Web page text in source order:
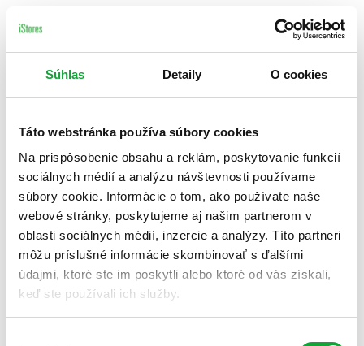
Súhlas Detaily O cookies
Táto webstránka používa súbory cookies
Na prispôsobenie obsahu a reklám, poskytovanie funkcií
sociálnych médií a analýzu návštevnosti používame
súbory cookie. Informácie o tom, ako používate naše
webové stránky, poskytujeme aj našim partnerom v
oblasti sociálnych médií, inzercie a analýzy. Títo partneri
môžu príslušné informácie skombinovať s ďalšími
údajmi, ktoré ste im poskytli alebo ktoré od vás získali,
keď ste používali ich služby.